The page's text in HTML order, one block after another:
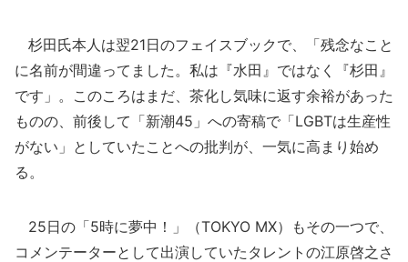
杉田氏本人は翌21日のフェイスブックで、「残念なこと
に名前が間違ってました。私は『水田』ではなく『杉田』
です」。このころはまだ、茶化し気味に返す余裕があった
ものの、前後して「新潮45」への寄稿で「LGBTは生産性
がない」としていたことへの批判が、一気に高まり始め
る。
25日の「5時に夢中！」（TOKYO MX）もその一つで、
コメンテーターとして出演していたタレントの江原啓之さ